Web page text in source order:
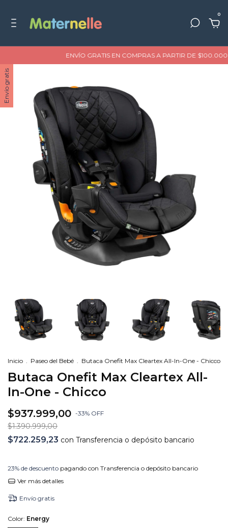
0
ENVÍO GRATIS EN COMPRAS A PARTIR DE $100.000
Envío gratis
Inicio . Paseo del Bebé . Butaca Onefit Max Cleartex All-In-One - Chicco
Butaca Onefit Max Cleartex All-
In-One - Chicco
$937.999,00 -33% OFF
$1.390.999,00
$722.259,23 con Transferencia o depósito bancario
23% de descuento pagando con Transferencia o depósito bancario
Ver más detalles
Envío gratis
Color: Energy